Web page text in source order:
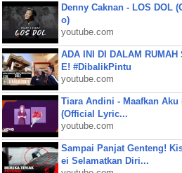
Denny Caknan - LOS DOL
o)
youtube.com
ADA INI DI DALAM RUMAH
E! #DibalikPintu
youtube.com
Tiara Andini - Maafkan Aku
(Official Lyric...
youtube.com
Sampai Panjat Genteng!
ei Selamatkan Diri...